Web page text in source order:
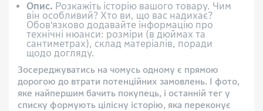
Опис. Розкажіть історію вашого товару. Чим
він особливий? Хто ви, що вас надихає?
Обов’язково додавайте інформацію про
технічні нюанси: розміри (в дюймах та
сантиметрах), склад матеріалів, поради
щодо догляду.
Зосереджуватись на чомусь одному є прямою
дорогою до втрати потенційних замовлень. І фото,
яке найпершим бачить покупець, і останній тег у
списку формують цілісну історію, яка переконує